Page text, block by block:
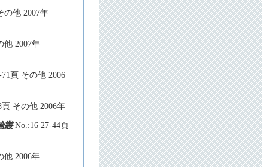
の他 2007年
他 2007年
頁 その他 2006
その他 2006年
叢No.:16 27-44頁
他 2006年